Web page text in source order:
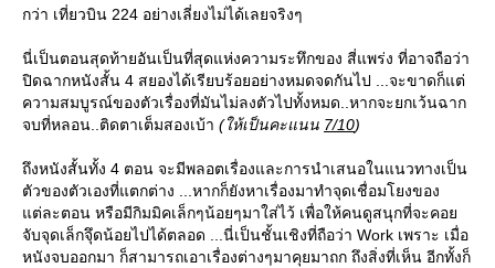
กว่า เที่ยวบิน 224 อย่างเลี่ยงไม่ได้เลยจริงๆ
นี่เป็นตอนสุดท้ายอันเป็นที่สุดแห่งความระทึกของ สี่แพร่ง ที่อาจถือว่า
ปิดฉากหนังสั้น 4 สยองได้เรียบร้อยอย่างหมดจดกันไป ...จะขาดก็แต่
ความสมบูรณ์ของตัวเรื่องที่มันไม่ลงตัวไปทั้งหมด..หากจะยกเว้นฉาก
จบที่หลอน..ติดตาเต็มสองเบ้า (ให้เป็นคะแนน 7/10)
ถึงหนังสั้นทั้ง 4 ตอน จะมีพลอตเรื่องและการนำเสนอในแนวทางเป็น
ตัวของตัวเองที่แตกต่าง ...หากก็ยังหาเรื่องมาทำจุดเชื่อมโยงของ
ต่ละตอน หรือมีกิมมิคเล็กๆน้อยๆมาใส่ไว้ เพื่อให้คนดูสนุกที่จะคอ
จับจุดเล็กจุึดน้อยไปได้ตลอด ...นี่เป็นชั้นเชิงที่ถือว่า Work เพราะ เมื่อ
หนังจบออกมา ก็สามารถเอาเรื่องต่างๆมาคุยมาถก ถึงสิ่งที่เห็น อีกทั้งก็